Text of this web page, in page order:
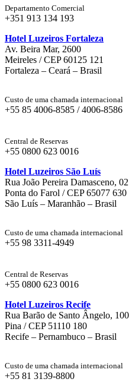
Departamento Comercial
+351 913 134 193
Hotel Luzeiros Fortaleza
Av. Beira Mar, 2600
Meireles / CEP 60125 121
Fortaleza – Ceará – Brasil
Custo de uma chamada internacional
+55 85 4006-8585 / 4006-8586
Central de Reservas
+55 0800 623 0016
Hotel Luzeiros São Luís
Rua João Pereira Damasceno, 02
Ponta do Farol / CEP 65077 630
São Luís – Maranhão – Brasil
Custo de uma chamada internacional
+55 98 3311-4949
Central de Reservas
+55 0800 623 0016
Hotel Luzeiros Recife
Rua Barão de Santo Ângelo, 100
Pina / CEP 51110 180
Recife – Pernambuco – Brasil
Custo de uma chamada internacional
+55 81 3139-8800